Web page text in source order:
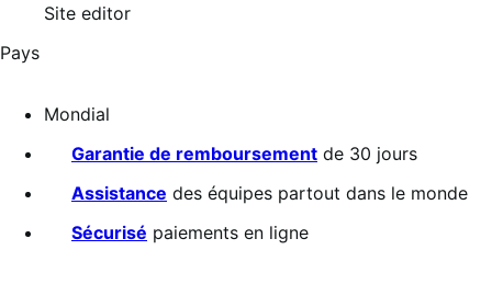
Site editor
Pays
Mondial
Garantie de remboursement de 30 jours
Assistance des équipes partout dans le monde
Sécurisé paiements en ligne